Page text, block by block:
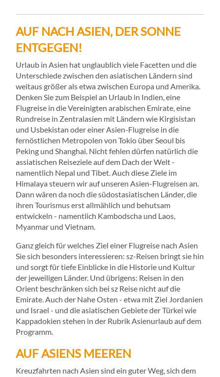
AUF NACH ASIEN, DER SONNE
ENTGEGEN!
Urlaub in Asien hat unglaublich viele Facetten und die
Unterschiede zwischen den asiatischen Ländern sind
weitaus größer als etwa zwischen Europa und Amerika.
Denken Sie zum Beispiel an Urlaub in Indien, eine
Flugreise in die Vereinigten arabischen Emirate, eine
Rundreise in Zentralasien mit Ländern wie Kirgisistan
und Usbekistan oder einer Asien-Flugreise in die
fernöstlichen Metropolen von Tokio über Seoul bis
Peking und Shanghai. Nicht fehlen dürfen natürlich die
assiatischen Reiseziele auf dem Dach der Welt -
namentlich Nepal und Tibet. Auch diese Ziele im
Himalaya steuern wir auf unseren Asien-Flugreisen an.
Dann wären da noch die südostasiatischen Länder, die
ihren Tourismus erst allmählich und behutsam
entwickeln - namentlich Kambodscha und Laos,
Myanmar und Vietnam.
Ganz gleich für welches Ziel einer Flugreise nach Asien
Sie sich besonders interessieren: sz-Reisen bringt sie hin
und sorgt für tiefe Einblicke in die Historie und Kultur
der jeweiligen Länder. Und übrigens: Reisen in den
Orient beschränken sich bei sz Reise nicht auf die
Emirate. Auch der Nahe Osten - etwa mit Ziel Jordanien
und Israel - und die asiatischen Gebiete der Türkei wie
Kappadokien stehen in der Rubrik Asienurlaub auf dem
Programm.
AUF ASIENS MEEREN
Kreuzfahrten nach Asien sind ein guter Weg, sich dem